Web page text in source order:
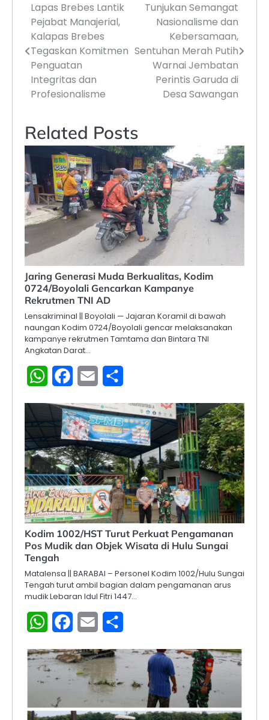
Navigasi
pos
Lapas Brebes Lantik
Pejabat Manajerial,
Kalapas Brebes
Tegaskan Komitmen
Penguatan
Integritas dan
Profesionalisme
Tunjukan Semangat
Nasionalisme dan
Kebersamaan,
Sentuhan Merah Putih
Warnai Jembatan
Perintis Garuda di
Desa Sawangan
Related Posts
Jaring Generasi Muda Berkualitas, Kodim
0724/Boyolali Gencarkan Kampanye
Rekrutmen TNI AD
Lensakriminal || Boyolali — Jajaran Koramil di bawah
naungan Kodim 0724/Boyolali gencar melaksanakan
kampanye rekrutmen Tamtama dan Bintara TNI
Angkatan Darat…
WhatsAppFacebook
Email
Kodim 1002/HST Turut Perkuat Pengamanan
Pos Mudik dan Objek Wisata di Hulu Sungai
Tengah
Matalensa || BARABAI – Personel Kodim 1002/Hulu Sungai
Tengah turut ambil bagian dalam pengamanan arus
mudik Lebaran Idul Fitri 1447…
WhatsAppFacebook
Email